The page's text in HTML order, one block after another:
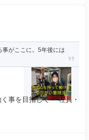
がここに。5年後には
事を目指して ・社員・